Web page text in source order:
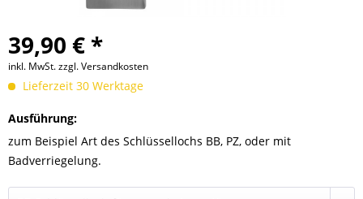
39,90 € *
inkl. MwSt.zzgl. Versandkosten
Lieferzeit 30 Werktage
Ausführung:
zum Beispiel Art des Schlüssellochs BB, PZ, oder mit
Badverriegelung.